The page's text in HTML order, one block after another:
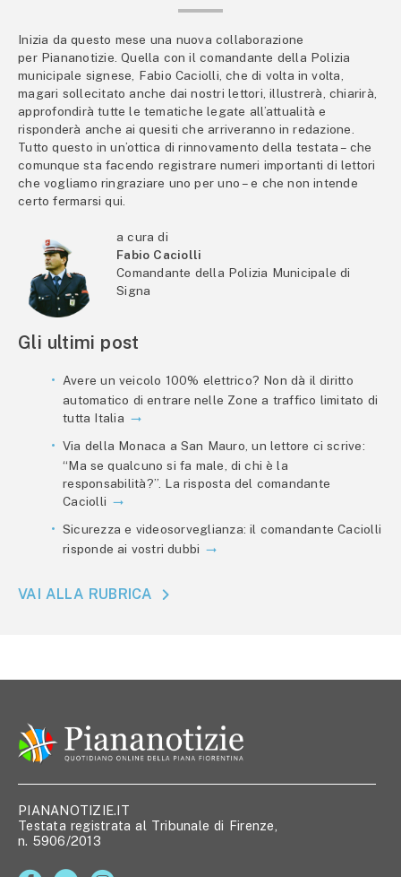
Inizia da questo mese una nuova collaborazione
per Piananotizie. Quella con il comandante della Polizia
municipale signese, Fabio Caciolli, che di volta in volta,
magari sollecitato anche dai nostri lettori, illustrerà, chiarirà,
approfondirà tutte le tematiche legate all’attualità e
risponderà anche ai quesiti che arriveranno in redazione.
Tutto questo in un’ottica di rinnovamento della testata – che
comunque sta facendo registrare numeri importanti di lettori
che vogliamo ringraziare uno per uno – e che non intende
certo fermarsi qui.
a cura di
Fabio Caciolli
Comandante della Polizia Municipale di
Signa
Gli ultimi post
Avere un veicolo 100% elettrico? Non dà il diritto
automatico di entrare nelle Zone a traffico limitato di
tutta Italia
Via della Monaca a San Mauro, un lettore ci scrive:
“Ma se qualcuno si fa male, di chi è la
responsabilità?”. La risposta del comandante
Caciolli
Sicurezza e videosorveglianza: il comandante Caciolli
risponde ai vostri dubbi
VAI ALLA RUBRICA
PIANANOTIZIE.IT
Testata registrata al Tribunale di Firenze,
n. 5906/2013